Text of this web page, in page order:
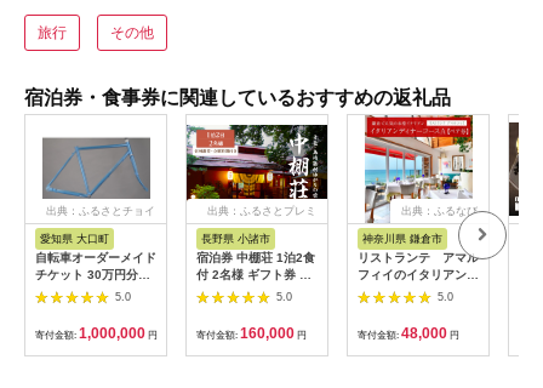
旅行 その他
宿泊券・食事券に関連しているおすすめの返礼品
出典：ふるさとチョイ
愛知県 大口町
自転車オーダーメイド
チケット 30万円分
【1360365】
5.0
寄付金額: 1,000,000 円
出典：ふるさとプレミ
長野県 小諸市
宿泊券 中棚荘 1泊2食
付 2名様 ギフト券 チ
ケット 券 宿泊 旅行
5.0
寄付金額: 160,000 円
出典：ふるなび
神奈川県 鎌倉市
リストランテ アマル
フィイのイタリアンデ
ィナーコースA ペア
5.0
寄付金額: 48,000 円